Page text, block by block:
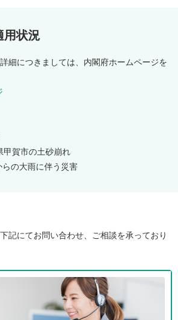
用状況
細につきましては、内閣府ホームページを
賀市の土砂崩れ
の大雨に伴う災害
記にてお問い合わせ、ご相談を承っており